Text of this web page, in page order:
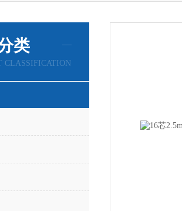
类
CLASSIFICATION